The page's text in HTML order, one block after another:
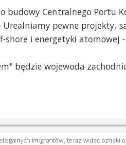
budowy Centralnego Portu
pewne projekty,
i energetyki atomowej -
będzie wojewoda
imigrantów, teraz widać oznaki
Polski bardzo wielu nielegalnych
- mówił Jaskulski. " A kto jak nie
brodatych dzieci ? Czyż nie
? czy to nie przypadkiem poseł
nie pewna pani reklamująca
była potrzebna tylko do
Była marionetką i teraz